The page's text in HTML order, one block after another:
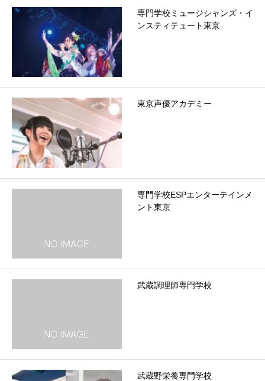
専門学校ミュージシャンズ・イ
ンスティテュート東京
東京声優アカデミー
専門学校ESPエンターテインメ
ント東京
武蔵調理師専門学校
武蔵野栄養専門学校